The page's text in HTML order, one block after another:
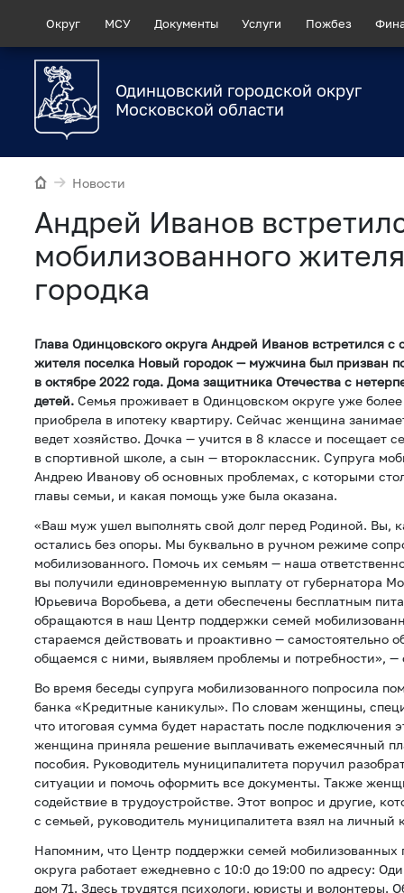
Округ МСУ Документы Услуги Пожбез
Одинцовский городской округ
Московской области
Новости
Андрей Иванов
мобилизованного
городка
Глава Одинцовского округа Андрей Иванов встретился с
жителя поселка Новый городок — мужчина был призван
в октябре 2022 года. Дома защитника Отечества с
детей. Семья проживает в Одинцовском округе уже более
приобрела в ипотеку квартиру. Сейчас женщина
ведет хозяйство. Дочка — учится в 8 классе и посещает
в спортивной школе, а сын — второклассник. Супруга
Андрею Иванову об основных проблемах, с которыми
главы семьи, и какая помощь уже была оказана.
«Ваш муж ушел выполнять свой долг перед Родиной. Вы,
остались без опоры. Мы буквально в ручном режиме
мобилизованного. Помочь их семьям — наша
вы получили единовременную выплату от губернатора
Юрьевича Воробьева, а дети обеспечены бесплатным
обращаются в наш Центр поддержки семей
стараемся действовать и проактивно — самостоятельно
общаемся с ними, выявляем проблемы и потребности», —
Во время беседы супруга мобилизованного попросила
банка «Кредитные каникулы». По словам женщины,
что итоговая сумма будет нарастать после подключения
женщина приняла решение выплачивать ежемесячный
пособия. Руководитель муниципалитета поручил
ситуации и помочь оформить все документы. Также
содействие в трудоустройстве. Этот вопрос и другие,
с семьей, руководитель муниципалитета взял на личный
Напомним, что Центр поддержки семей мобилизованных
округа работает ежедневно с 10:0 до 19:00 по адресу:
дом 71. Здесь трудятся психологи, юристы и волонтеры.